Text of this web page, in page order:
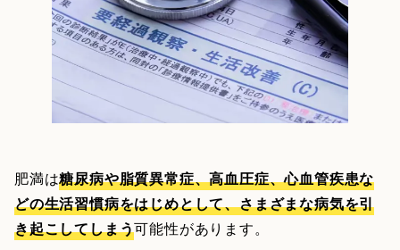
肥満は糖尿病や脂質異常症、高血圧症、心血管疾患な
どの生活習慣病をはじめとして、さまざまな病気を引
き起こしてしまう可能性があります。